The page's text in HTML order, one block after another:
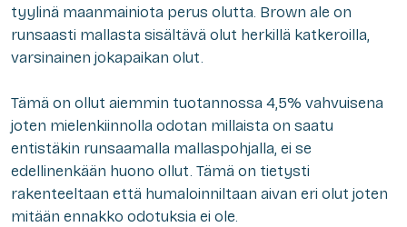
tyylinä maanmainiota perus olutta. Brown ale on
runsaasti mallasta sisältävä olut herkillä katkeroilla,
varsinainen jokapaikan olut.
Tämä on ollut aiemmin tuotannossa 4,5% vahvuisena
joten mielenkiinnolla odotan millaista on saatu
entistäkin runsaamalla mallaspohjalla, ei se
edellinenkään huono ollut. Tämä on tietysti
rakenteeltaan että humaloinniltaan aivan eri olut joten
mitään ennakko odotuksia ei ole.